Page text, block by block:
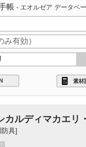
帳 - エオルゼア データベ
素材
カルディマカエリ
具]